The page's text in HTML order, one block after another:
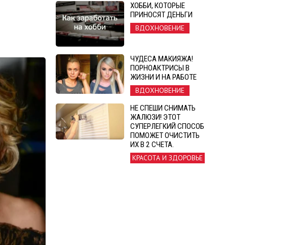
ХОББИ, КОТОРЫЕ
ПРИНОСЯТ ДЕНЬГИ
ВДОХНОВЕНИЕ
ЧУДЕСА МАКИЯЖА!
ПОРНОАКТРИСЫ В
ЖИЗНИ И НА РАБОТЕ
ВДОХНОВЕНИЕ
НЕ СПЕШИ СНИМАТЬ
ЖАЛЮЗИ! ЭТОТ
СУПЕРЛЕГКИЙ СПОСОБ
ПОМОЖЕТ ОЧИСТИТЬ
ИХ В 2 СЧЕТА.
КРАСОТА И ЗДОРОВЬЕ